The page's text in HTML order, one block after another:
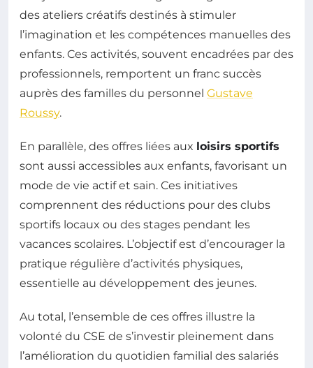
des ateliers créatifs destinés à stimuler
l’imagination et les compétences manuelles des
enfants. Ces activités, souvent encadrées par des
professionnels, remportent un franc succès
auprès des familles du personnel Gustave
Roussy.
En parallèle, des offres liées aux loisirs sportifs
sont aussi accessibles aux enfants, favorisant un
mode de vie actif et sain. Ces initiatives
comprennent des réductions pour des clubs
sportifs locaux ou des stages pendant les
vacances scolaires. L’objectif est d’encourager la
pratique régulière d’activités physiques,
essentielle au développement des jeunes.
Au total, l’ensemble de ces offres illustre la
volonté du CSE de s’investir pleinement dans
l’amélioration du quotidien familial des salariés